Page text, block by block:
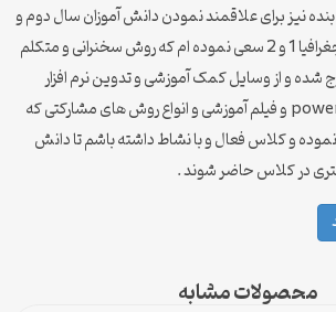
نیز برای علاقمند نمودن دانش آموزان سال دوم و
سوم دبیرستان به درس جغرافیا 1 و 2 سعی نموده ام که روش سخنرانی و متکلم
و از وسایل کمک آموزشی و تدوین نرم افزار
جغرافیا به صورت powerpoint و فیلم آموزشی و انواع روش های مشارکتی که
و کلاس فعال و با نشاط داشته باشم تا دانش
در کلاس حاضر شوند .
محصولات مشابه